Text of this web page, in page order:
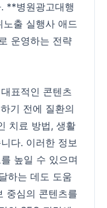
**병원광고대행
출 실행사 애드
운영하는 전략
표적인 콘텐츠
기 전에 질환의
치료 방법, 생활
다. 이러한 정보
높일 수 있으며
하는 데도 도움
중심의 콘텐츠를